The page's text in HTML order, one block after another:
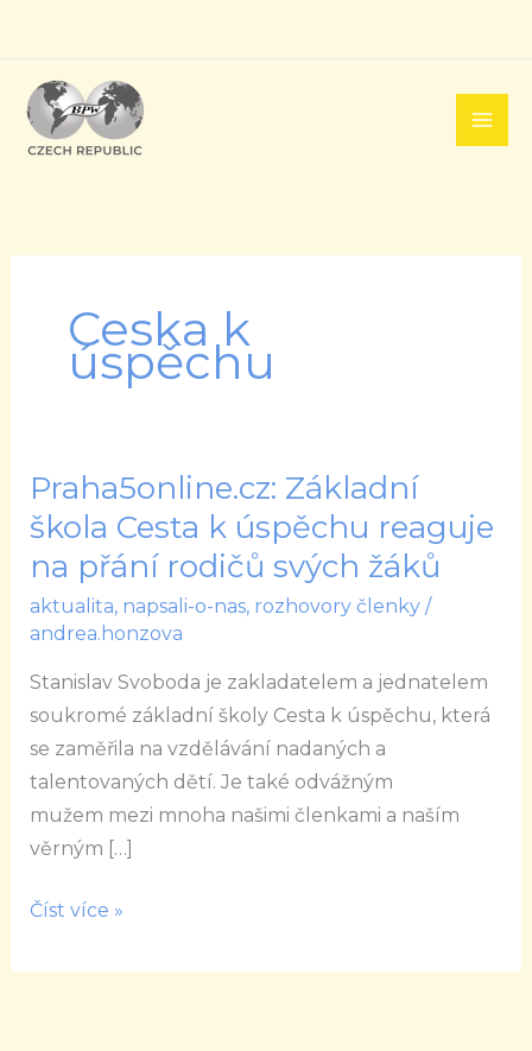
obsah
Ceska k
úspěchu
Praha5online.cz: Základní
škola Cesta k úspěchu reaguje
na přání rodičů svých žáků
aktualita, napsali-o-nas, rozhovory členky/
andrea.honzova
Stanislav Svoboda je zakladatelem a jednatelem
soukromé základní školy Cesta k úspěchu, která
se zaměřila na vzdělávání nadaných a
talentovaných dětí. Je také odvážným
mužem mezi mnoha našimi členkami a naším
věrným […]
Praha5online.cz:
Základní
Cesta
k
reaguje
na
přání
rodičů
svých
žáků
Číst více »